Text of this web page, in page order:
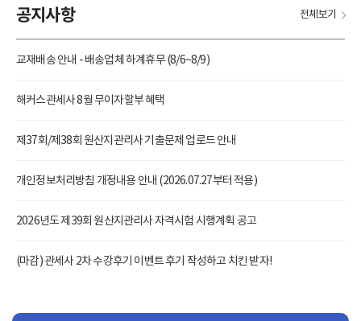
공지사항 전체보기
교재배송 안내 - 배송업체 하계휴무 (8/6~8/9)
해커스관세사 8월 무이자할부 혜택
제37회/제38회 원산지관리사 기출문제 업로드 안내
개인정보처리방침 개정내용 안내 (2026.07.27부터 적용)
2026년도 제39회 원산지관리사 자격시험 시행계획 공고
(마감) 관세사 2차 수강후기 이벤트 후기 작성하고 치킨 받자!